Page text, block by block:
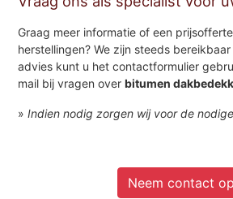
Graag meer informatie of een
herstellingen? We zijn steeds
advies kunt u het contactformulier
mail bij vragen overbitumen
»Indien nodig zorgen wij voor de
Neem contact op